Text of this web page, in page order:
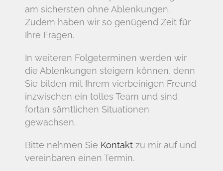
am sichersten ohne Ablenkungen.
Zudem haben wir so genügend Zeit für
Ihre Fragen.
In weiteren Folgeterminen werden wir
die Ablenkungen steigern können, denn
Sie bilden mit Ihrem vierbeinigen Freund
inzwischen ein tolles Team und sind
fortan sämtlichen Situationen
gewachsen.
Bitte nehmen Sie Kontakt zu mir auf und
vereinbaren einen Termin.